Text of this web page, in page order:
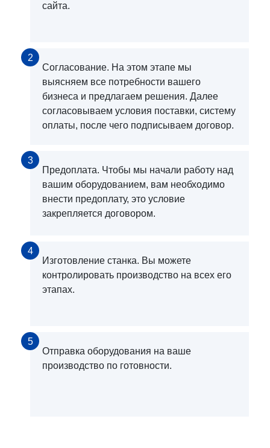
сайта.
2
Согласование. На этом этапе мы
выясняем все потребности вашего
бизнеса и предлагаем решения. Далее
согласовываем условия поставки, систему
оплаты, после чего подписываем договор.
3
Предоплата. Чтобы мы начали работу над
вашим оборудованием, вам необходимо
внести предоплату, это условие
закрепляется договором.
4
Изготовление станка. Вы можете
контролировать производство на всех его
этапах.
5
Отправка оборудования на ваше
производство по готовности.